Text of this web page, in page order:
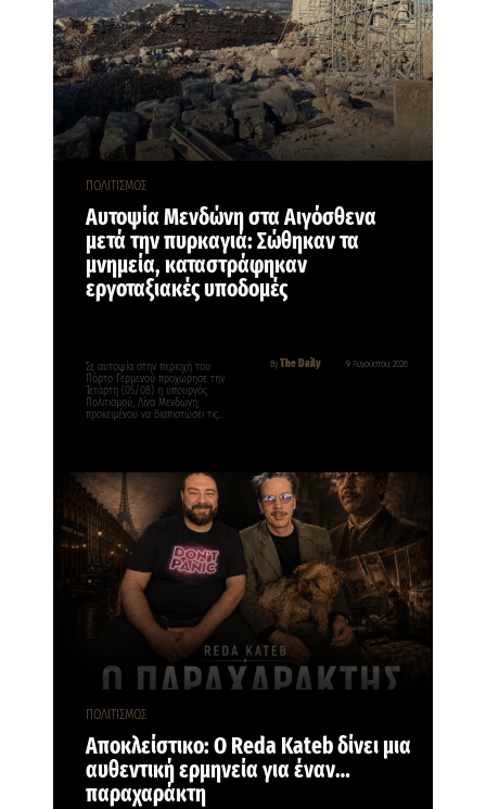
ΠΟΛΙΤΙΣΜΟΣ
Αυτοψία Μενδώνη στα Αιγόσθενα
μετά την πυρκαγιά: Σώθηκαν τα
μνημεία, καταστράφηκαν
εργοταξιακές υποδομές
By The Daily 9 Αυγούστου, 2026
Σε αυτοψία στην περιοχή του
Πόρτο Γερμενού προχώρησε την
Τετάρτη (05/08) η υπουργός
Πολιτισμού, Λίνα Μενδώνη,
προκειμένου να διαπιστώσει τις…
ΠΟΛΙΤΙΣΜΟΣ
Αποκλείστικο: Ο Reda Kateb δίνει μια
αυθεντική ερμηνεία για έναν…
παραχαράκτη